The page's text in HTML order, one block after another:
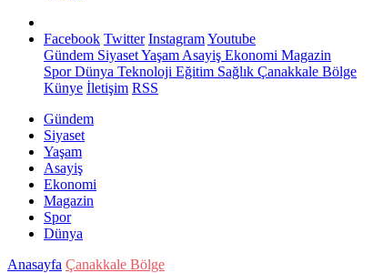
Facebook Twitter InstagramYoutube
Gündem SiyasetYaşam Asayiş Ekonomi Magazin
SporDünya Teknoloji Eğitim Sağlık Çanakkale Bölge
Künye İletişim RSS
Gündem
Siyaset
Yaşam
Asayiş
Ekonomi
Magazin
Spor
Dünya
Anasayfa Çanakkale Bölge